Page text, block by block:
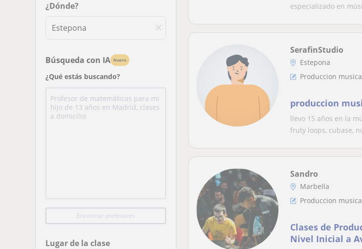
¿Dónde?
Búsqueda con IA Nuevo
¿Qué estás buscando?
Encontrar profesores
Lugar de la clase
especializado en
SerafinStudio
Estepona
Produccion
produccion
llevo 15 años en la
fruty loops, cubase,
Sandro
Marbella
Produccion
Clases de
Nivel Inicial a